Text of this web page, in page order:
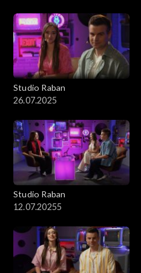
Studio Raban
26.07.2025
Studio Raban
12.07.20255